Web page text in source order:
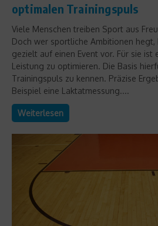
optimalen Trainingspuls
Viele Menschen treiben Sport aus
Doch wer sportliche Ambitionen hegt,
gezielt auf einen Event vor. Für sie ist
Leistung zu optimieren. Die Basis
Trainingspuls zu kennen. Präzise
Beispiel eine Laktatmessung....
Weiterlesen